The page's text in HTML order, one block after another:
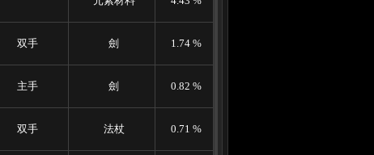
双手 劍 1.74 %
主手 劍 0.82 %
双手 法杖 0.71 %